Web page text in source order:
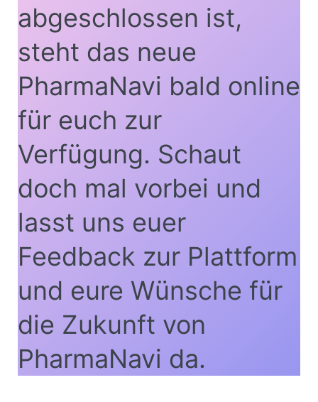
abgeschlossen ist,
steht das neue
PharmaNavi bald online
für euch zur
Verfügung. Schaut
doch mal vorbei und
lasst uns euer
Feedback zur Plattform
und eure Wünsche für
die Zukunft von
PharmaNavi da.